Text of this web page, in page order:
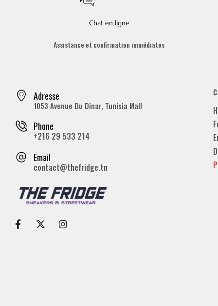
Chat en ligne
Assistance et confirmation immédiates
Adresse
1053 Avenue Du Dinar, Tunisia Mall
Phone
+216 29 533 214
Email
contact@thefridge.tn